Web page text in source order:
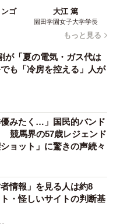
11月30日（火）
kidsfishmarket/
ゴ 大江 篤
園田学園女子大学学長
もっと見る
が「夏の電気・ガス代は
も「冷房を控える」人が
優みたく…」国民的バンド
競馬界の57歳レジェンド
ョット」に驚きの声続々
情報」を見る人は約8
・怪しいサイトの判断基